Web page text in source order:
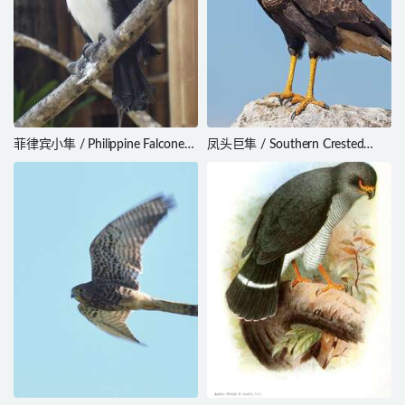
菲律宾小隼 / Philippine Falconet /
Microhierax erythrogenys
凤头巨隼 / Southern Crested
Caracara / Caracara plancus